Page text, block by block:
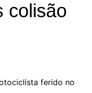
colisão
ferido no